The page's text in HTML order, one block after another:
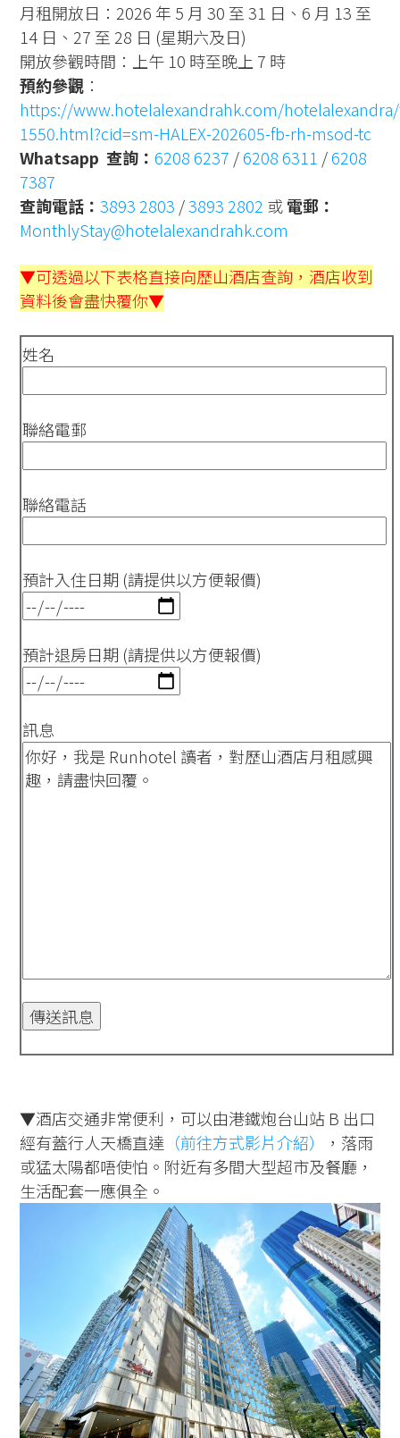
月租開放日：2026 年 5 月 30 至 31 日、6 月 13 至
14 日、27 至 28 日 (星期六及日)
開放參觀時間：上午 10 時至晚上 7 時
預約參觀 ：
https://www.hotelalexandrahk.com/
1550.html?cid=sm-HALEX-202605-fb-rh-msod-tc
Whatsapp 查詢：6208 6237 /6208 6311 /6208
7387
查詢電話：3893 2803 /3893 2802 或電郵：
MonthlyStay@hotelalexandrahk.com
▼可透過以下表格直接向歷山酒店查詢，酒店收到
資料後會盡快覆你▼
姓名
聯絡電郵
聯絡電話
預計入住日期 (請提供以方便報價)
預計退房日期 (請提供以方便報價)
訊息
▼酒店交通非常便利，可以由港鐵炮台山站 B 出口
經有蓋行人天橋直達 （前往方式影片介紹）
，落雨
或猛太陽都唔使怕。附近有多間大型超市及餐廳，
生活配套一應俱全。